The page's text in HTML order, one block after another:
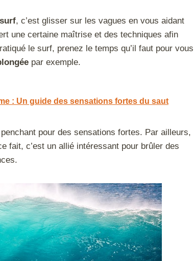
, c’est glisser sur les vagues en vous aidant
une certaine maîtrise et des techniques afin
le surf, prenez le temps qu’il faut pour vous
par exemple.
: Un guide des sensations fortes du saut
pour des sensations fortes. Par ailleurs,
fait, c’est un allié intéressant pour brûler des